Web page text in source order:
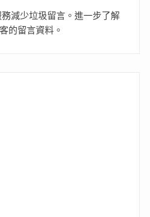
減少垃圾留言。 進一步了解
的留言資料 。